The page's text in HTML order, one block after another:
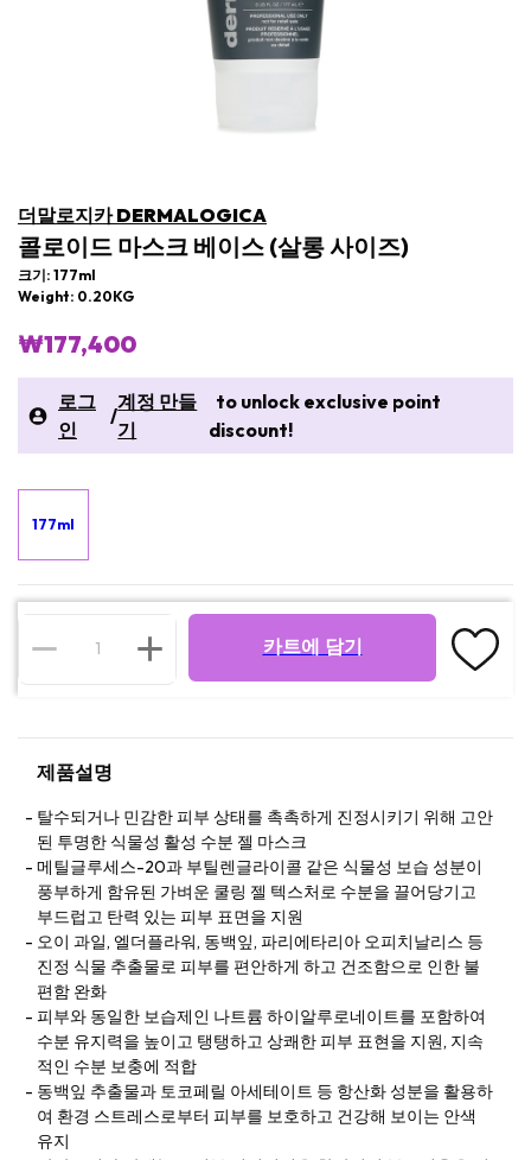
더말로지카 DERMALOGICA
콜로이드 마스크 베이스 (살롱 사이즈)
크기: 177ml
Weight: 0.20KG
₩177,400
로그
인
/
계정 만들
기
to unlock exclusive point
discount!
177ml
카트에 담기
제품설명
탈수되거나 민감한 피부 상태를 촉촉하게 진정시키기 위해 고안
된 투명한 식물성 활성 수분 젤 마스크
메틸글루세스-20과 부틸렌글라이콜 같은 식물성 보습 성분이
풍부하게 함유된 가벼운 쿨링 젤 텍스처로 수분을 끌어당기고
부드럽고 탄력 있는 피부 표면을 지원
오이 과일, 엘더플라워, 동백잎, 파리에타리아 오피치날리스 등
진정 식물 추출물로 피부를 편안하게 하고 건조함으로 인한 불
편함 완화
피부와 동일한 보습제인 나트륨 하이알루로네이트를 포함하여
수분 유지력을 높이고 탱탱하고 상쾌한 피부 표현을 지원, 지속
적인 수분 보충에 적합
동백잎 추출물과 토코페릴 아세테이트 등 항산화 성분을 활용하
여 환경 스트레스로부터 피부를 보호하고 건강해 보이는 안색
유지